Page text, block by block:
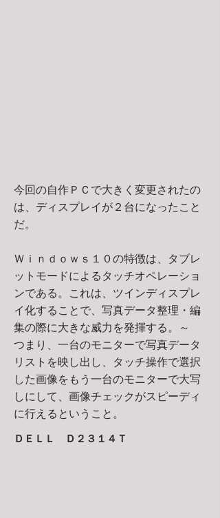
ＤＥＬＬ Ｄ２３１４Ｔ
今回の自作ＰＣで大きく変更されたの
は、ディスプレイが２台になったこと
だ。
Ｗｉｎｄｏｗｓ１０の特徴は、タブレ
ットモードによるタッチオペレーショ
ンである。これは、ツインディスプレ
イ化することで、写真データ整理・編
集の際に大きな威力を発揮する。～
つまり、一台のモニターで写真データ
リストを映し出し、タッチ操作で選択
した画像をもう一台のモニターで大写
しにして、画像チェックがスピーディ
に行えるということ。